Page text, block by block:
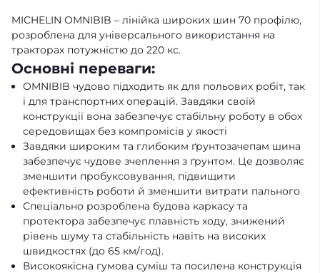
MICHELIN OMNIBIB – лінійка широких шин 70 профілю,
розроблена для універсального використання на
тракторах потужністю до 220 кс.
Основні переваги:
OMNIBIB чудово підходить як для польових робіт, так
і для транспортних операцій. Завдяки своїй
конструкції вона забезпечує стабільну роботу в обох
середовищах без компромісів у якості
Завдяки широким та глибоким ґрунтозачепам шина
забезпечує чудове зчеплення з ґрунтом. Це дозволяє
зменшити пробуксовування, підвищити
ефективність роботи й зменшити витрати пального
Спеціально розроблена будова каркасу та
протектора забезпечує плавність ходу, знижений
рівень шуму та стабільність навіть на високих
швидкостях (до 65 км/год).
Високоякісна гумова суміш та посилена конструкція